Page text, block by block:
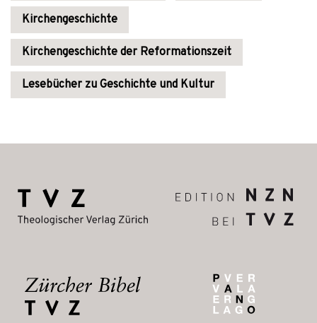
Kirchengeschichte
Kirchengeschichte der Reformationszeit
Lesebücher zu Geschichte und Kultur